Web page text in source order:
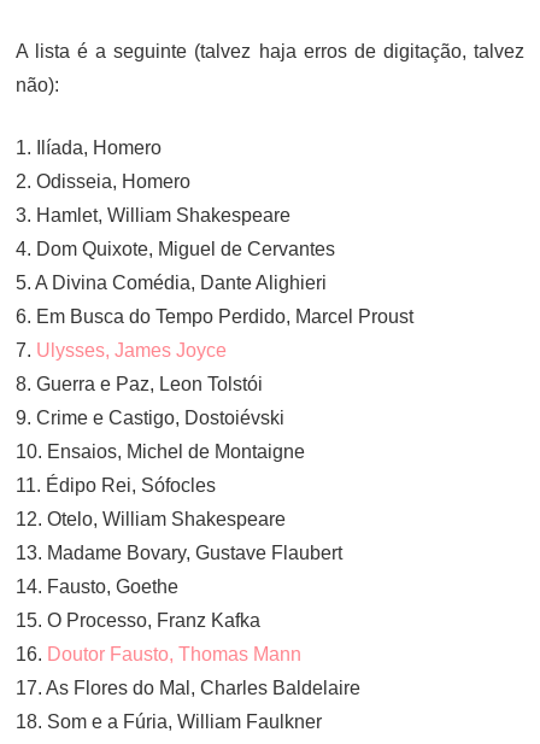
A lista é a seguinte (talvez haja erros de digitação, talvez
não):
1. Ilíada, Homero
2. Odisseia, Homero
3. Hamlet, William Shakespeare
4. Dom Quixote, Miguel de Cervantes
5. A Divina Comédia, Dante Alighieri
6. Em Busca do Tempo Perdido, Marcel Proust
7. Ulysses, James Joyce
8. Guerra e Paz, Leon Tolstói
9. Crime e Castigo, Dostoiévski
10. Ensaios, Michel de Montaigne
11. Édipo Rei, Sófocles
12. Otelo, William Shakespeare
13. Madame Bovary, Gustave Flaubert
14. Fausto, Goethe
15. O Processo, Franz Kafka
16. Doutor Fausto, Thomas Mann
17. As Flores do Mal, Charles Baldelaire
18. Som e a Fúria, William Faulkner